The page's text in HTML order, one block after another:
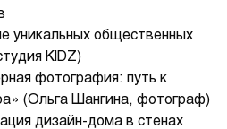
уникальных общественных
KIDZ)
фотография: путь к
(Ольга Шангина, фотограф)
дизайн-дома в стенах